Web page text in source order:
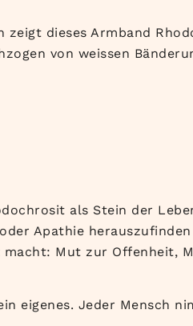
zeigt dieses Armband
von weissen
als Stein der
Apathie
Mut zur Offenheit,
eigenes. Jeder Mensch